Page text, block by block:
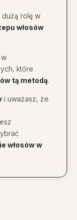
rolę w
włosów
w
które
tą metodą.
i uważasz, że
włosów w